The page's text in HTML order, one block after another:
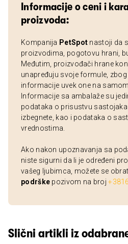
Informacije o ceni i
proizvoda:
Kompanija PetSpot nastoji da
proizvodima, pogotovu hrani,
Međutim, proizvođači hrane
unapređuju svoje formule,
informacije uvek one na
Informacije sa ambalaže su
podataka o prisustvu
izbegnete, kao i podataka o
vrednostima.
Ako nakon upoznavanja sa
niste sigurni da li je određeni
vašeg ljubimca, možete se
podrške pozivom na broj
Slični artikli iz